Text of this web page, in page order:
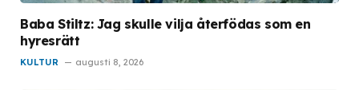
Baba Stiltz: Jag skulle vilja återfödas som en
hyresrätt
KULTUR augusti 8, 2026